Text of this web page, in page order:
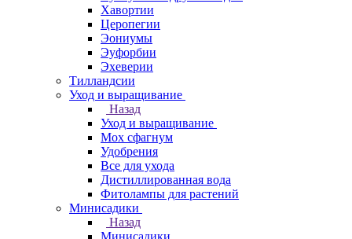
Хавортии
Церопегии
Эониумы
Эуфорбии
Эхеверии
Тилландсии
Уход и выращивание
Назад
Уход и выращивание
Мох сфагнум
Удобрения
Все для ухода
Дистиллированная вода
Фитолампы для растений
Минисадики
Назад
Минисадики